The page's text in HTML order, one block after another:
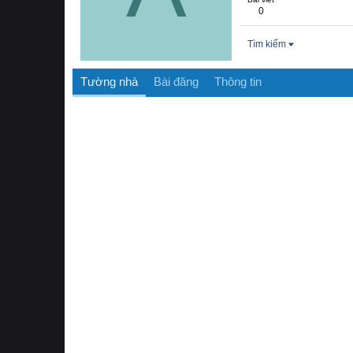
0
Tìm kiếm
Tường nhà Bài đăng Thông tin